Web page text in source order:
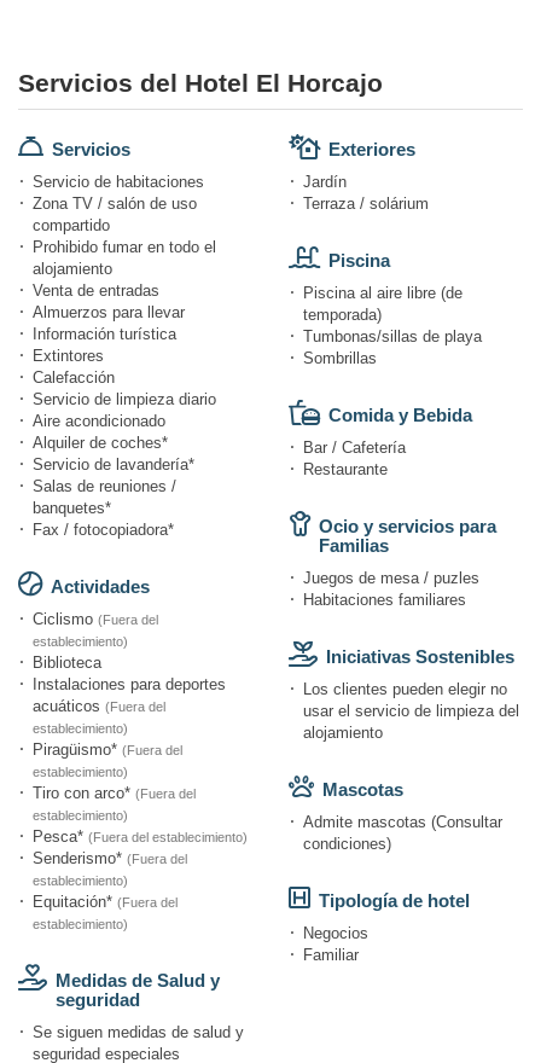
Servicios del Hotel El Horcajo
Servicios
Servicio de habitaciones
Zona TV / salón de uso
compartido
Prohibido fumar en todo el
alojamiento
Venta de entradas
Almuerzos para llevar
Información turística
Extintores
Calefacción
Servicio de limpieza diario
Aire acondicionado
Alquiler de coches*
Servicio de lavandería*
Salas de reuniones /
banquetes*
Fax / fotocopiadora*
Actividades
Ciclismo (Fuera del
establecimiento)
Biblioteca
Instalaciones para deportes
acuáticos (Fuera del
establecimiento)
Piragüismo* (Fuera del
establecimiento)
Tiro con arco* (Fuera del
establecimiento)
Pesca* (Fuera del establecimiento)
Senderismo* (Fuera del
establecimiento)
Equitación* (Fuera del
establecimiento)
Medidas de Salud y
seguridad
Se siguen medidas de salud y
seguridad especiales
Exteriores
Jardín
Terraza / solárium
Piscina
Piscina al aire libre (de
temporada)
Tumbonas/sillas de playa
Sombrillas
Comida y Bebida
Bar / Cafetería
Restaurante
Ocio y servicios para
Familias
Juegos de mesa / puzles
Habitaciones familiares
Iniciativas Sostenibles
Los clientes pueden elegir no
usar el servicio de limpieza del
alojamiento
Mascotas
Admite mascotas (Consultar
condiciones)
Tipología de hotel
Negocios
Familiar